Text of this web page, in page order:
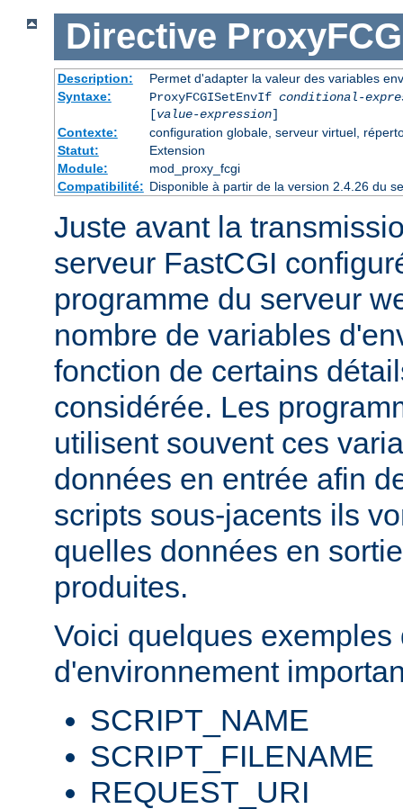
Directive
Description:
Permet d'adapter la valeur des variables
Syntaxe:
ProxyFCGISetEnvIf conditional-
[value-expression]
Contexte:
configuration globale, serveur virtuel,
Statut:
Extension
Module:
mod_proxy_fcgi
Compatibilité: Disponible à partir de la version 2.4.26 du
Juste avant la
serveur FastCGI
programme du serveur
nombre de variables
fonction de certains
considérée. Les
utilisent souvent ces
données en entrée afin
scripts sous-jacents ils
quelles données en
produites.
Voici quelques exemples
d'environnement
SCRIPT_NAME
SCRIPT_FILENAME
REQUEST_URI